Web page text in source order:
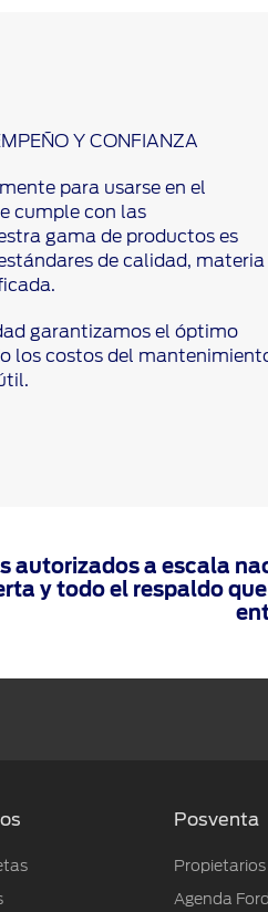
Y CONFIANZA
para usarse en el
cumple con las
gama de productos es
de calidad, materia
garantizamos el óptimo
los costos del
autorizados a escala
y todo el respaldo
Posventa
Propietarios
Agenda Ford